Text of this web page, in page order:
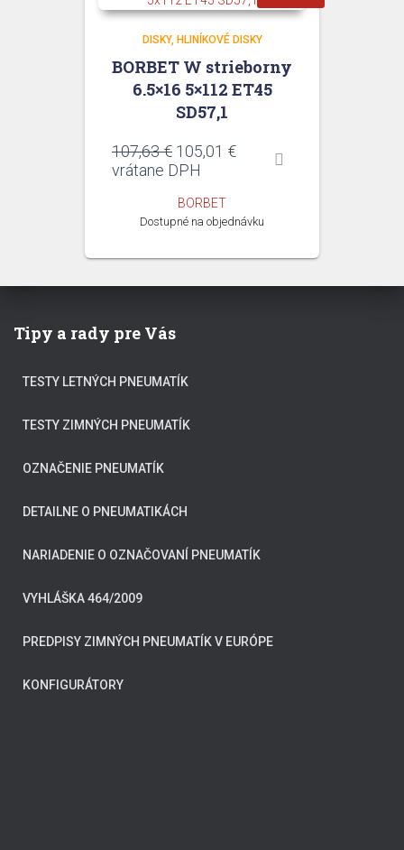
DISKY HLINÍKOVÉ DISKY
BORBET W strieborny
6.5×16 5×112 ET45
SD57,1
107,63€ Pôvodná
cena
107,63 €.
105,01 €Aktuálna
vrátane DPH
BORBET
Dostupné na objednávku
Tipy a rady pre Vás
TESTY LETNÝCH PNEUMATÍK
TESTY ZIMNÝCH PNEUMATÍK
OZNAČENIE PNEUMATÍK
DETAILNE O PNEUMATIKÁCH
NARIADENIE O OZNAČOVANÍ PNEUMATÍK
VYHLÁŠKA 464/2009
PREDPISY ZIMNÝCH PNEUMATÍK V EURÓPE
KONFIGURÁTORY